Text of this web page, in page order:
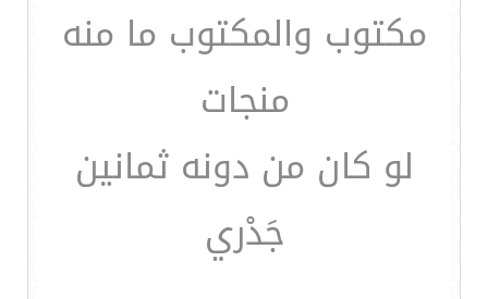
مكتوب والمكتوب ما منه
منجات
لو كان من دونه ثمانين
جَدْري